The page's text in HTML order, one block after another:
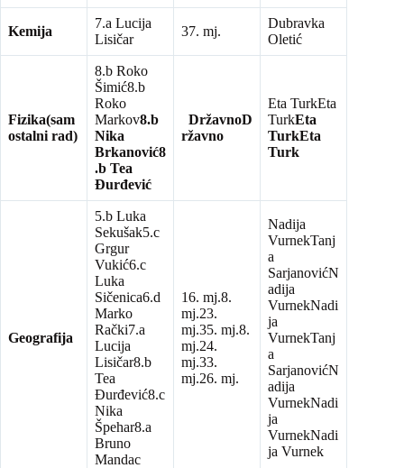
Kemija
7.a Lucija
Lisičar
37. mj.
Dubravka
Oletić
Fizika(sam
ostalni rad)
8.b Roko
Šimić8.b
Roko
Markov8.b
Nika
Brkanović8
.b Tea
Đurđević
DržavnoD
ržavno
Eta TurkEta
TurkEta
TurkEta
Turk
Geografija
5.b Luka
Sekušak5.c
Grgur
Vukić6.c
Luka
Sičenica6.d
Marko
Rački7.a
Lucija
Lisičar8.b
Tea
Đurđević8.c
Nika
Špehar8.a
Bruno
Mandac
16. mj.8.
mj.23.
mj.35. mj.8.
mj.24.
mj.33.
mj.26. mj.
Nadija
VurnekTanj
a
SarjanovićN
adija
VurnekNadi
ja
VurnekTanj
a
SarjanovićN
adija
VurnekNadi
ja
VurnekNadi
ja Vurnek